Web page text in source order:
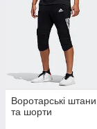
Воротарські штани
та шорти